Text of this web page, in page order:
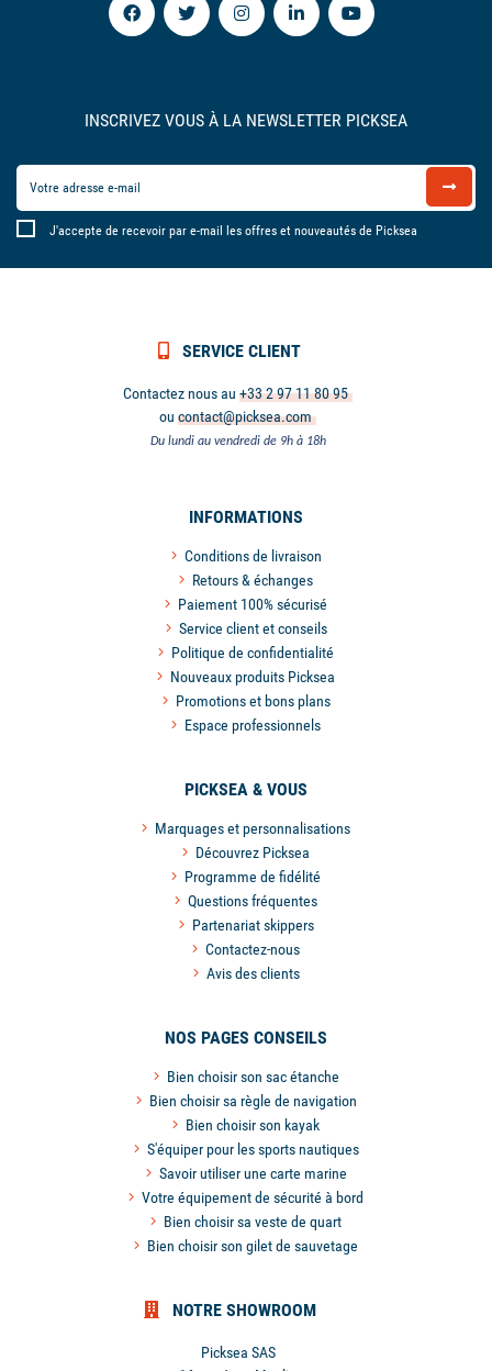
INSCRIVEZ VOUS À LA NEWSLETTER PICKSEA
J'accepte de recevoir par e-mail les offres et nouveautés de Picksea
SERVICE CLIENT
Contactez nous au +33 2 97 11 80 95
ou contact@picksea.com
Du lundi au vendredi de 9h à 18h
INFORMATIONS
Conditions de livraison
Retours & échanges
Paiement 100% sécurisé
Service client et conseils
Politique de confidentialité
Nouveaux produits Picksea
Promotions et bons plans
Espace professionnels
PICKSEA & VOUS
Marquages et personnalisations
Découvrez Picksea
Programme de fidélité
Questions fréquentes
Partenariat skippers
Contactez-nous
Avis des clients
NOS PAGES CONSEILS
Bien choisir son sac étanche
Bien choisir sa règle de navigation
Bien choisir son kayak
S'équiper pour les sports nautiques
Savoir utiliser une carte marine
Votre équipement de sécurité à bord
Bien choisir sa veste de quart
Bien choisir son gilet de sauvetage
NOTRE SHOWROOM
Picksea SAS